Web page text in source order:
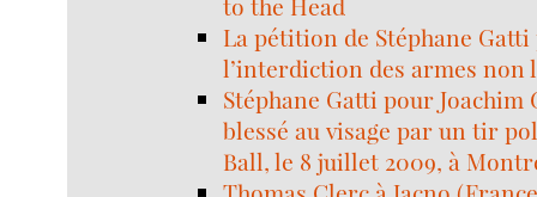
La pétition de Stéphane
l’interdiction des armes non
Stéphane Gatti pour
blessé au visage par un tir
Ball, le 8 juillet 2009, à